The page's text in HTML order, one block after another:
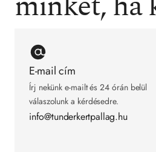
E-mail cím
Írj nekünk e-mailt és 24 órán belül
válaszolunk a kérdésedre.
info@tunderkertpallag.hu